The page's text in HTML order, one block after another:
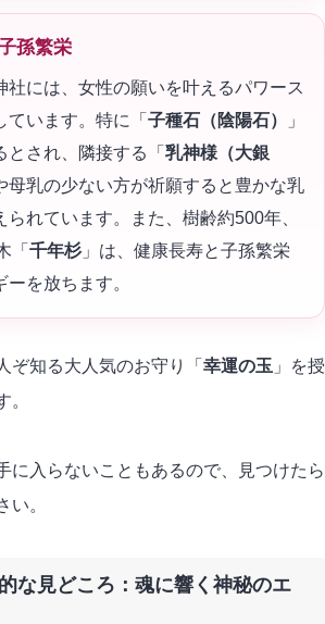
孫繁栄
社には、女性の願いを叶えるパワース
ています。特に「 子種石（陰陽石）
」
とされ、隣接する「 乳神様（大銀
母乳の少ない方が祈願すると豊かな乳
られています。また、樹齢約500年、
「 千年杉 」は、健康長寿と子孫繁栄
を放ちます。
ぞ知る大人気のお守り「 幸運の玉 」を授
。
に入らないこともあるので、見つけたら
い。
な見どころ：魂に響く神秘のエ